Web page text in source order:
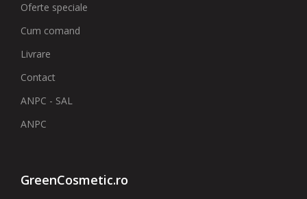
Oferte speciale
Cum comand
Livrare
Contact
ANPC - SAL
ANPC
GreenCosmetic.ro